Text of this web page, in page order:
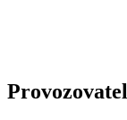
Provozovatel